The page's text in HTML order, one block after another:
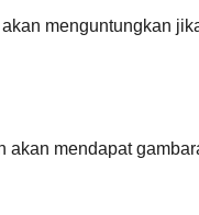
menguntungkan
mendapat